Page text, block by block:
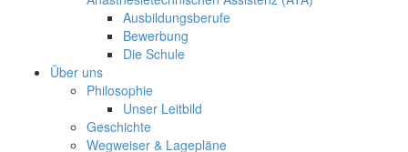
Ausbildungsberufe
Bewerbung
Die Schule
Über uns
Philosophie
Unser Leitbild
Geschichte
Wegweiser & Lagepläne